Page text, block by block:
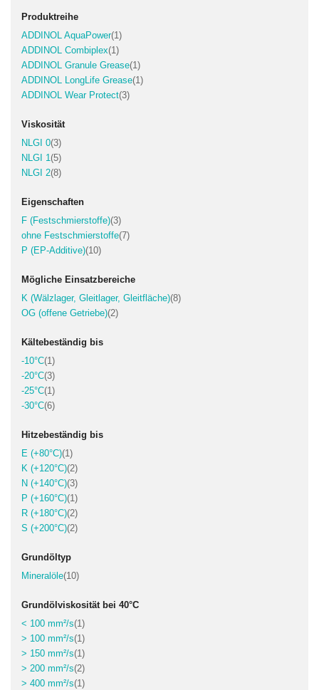
Produktreihe
ADDINOL AquaPower 1Artikel
ADDINOL Combiplex 1Artikel
ADDINOL Granule Grease 1Artikel
ADDINOL LongLife Grease 1Artikel
ADDINOL Wear Protect 3Artikel
Viskosität
NLGI 0 3Artikel
NLGI 1 5Artikel
NLGI 2 8Artikel
Eigenschaften
F (Festschmierstoffe) 3Artikel
ohne Festschmierstoffe 7Artikel
P (EP-Additive) 10Artikel
Mögliche Einsatzbereiche
K (Wälzlager, Gleitlager, Gleitfläche) 8Artikel
OG (offene Getriebe) 2Artikel
Kältebeständig bis
-10°C 1Artikel
-20°C 3Artikel
-25°C 1Artikel
-30°C 6Artikel
Hitzebeständig bis
E (+80°C) 1Artikel
K (+120°C) 2Artikel
N (+140°C) 3Artikel
P (+160°C) 1Artikel
R (+180°C) 2Artikel
S (+200°C) 2Artikel
Grundöltyp
Mineralöle 10Artikel
Grundölviskosität bei 40°C
< 100 mm²/s 1Artikel
> 100 mm²/s 1Artikel
> 150 mm²/s 1Artikel
> 200 mm²/s 2Artikel
> 400 mm²/s 1Artikel